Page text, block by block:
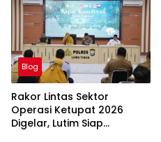
Blog
Rakor Lintas Sektor
Operasi Ketupat 2026
Digelar, Lutim Siap